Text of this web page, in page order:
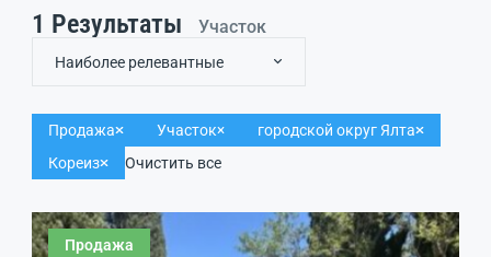
1 Результаты Участок
Наиболее релевантные
Продажа Участок
городской округ Ялта
Кореиз
Очистить все
Продажа